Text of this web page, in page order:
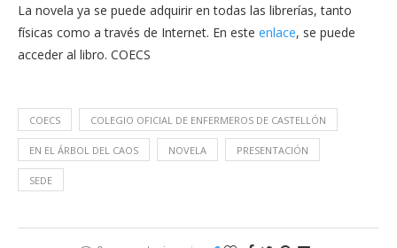
La novela ya se puede adquirir en todas las librerías, tanto
físicas como a través de Internet. En este enlace, se puede
acceder al libro. COECS
COECS COLEGIO OFICIAL DE ENFERMEROS DE CASTELLÓN
EN EL ÁRBOL DEL CAOS NOVELA PRESENTACIÓN
SEDE